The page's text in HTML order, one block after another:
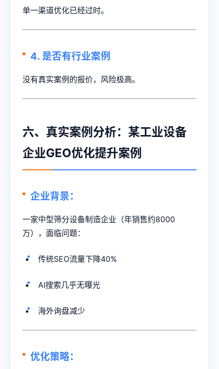
单一渠道优化已经过时。
4. 是否有行业案例
没有真实案例的报价，风险极高。
六、真实案例分析：某工业设备
企业GEO优化提升案例
企业背景：
一家中型筛分设备制造企业（年销售约8000
万），面临问题：
传统SEO流量下降40%
AI搜索几乎无曝光
海外询盘减少
优化策略：